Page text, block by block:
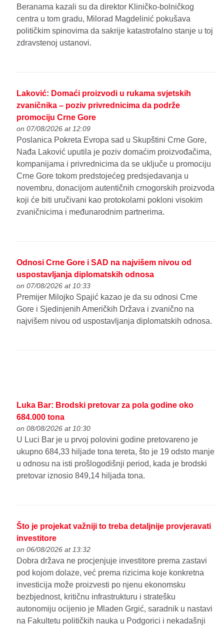
Beranama kazali su da direktor Kliničko-bolničkog
centra u tom gradu, Milorad Magdelinić pokušava
političkim spinovima da sakrije katastrofalno stanje u toj
zdravstenoj ustanovi.
Laković: Domaći proizvodi u rukama svjetskih
zvaničnika – poziv privrednicima da podrže
promociju Crne Gore
on 07/08/2026 at 12:09
Poslanica Pokreta Evropa sad u Skupštini Crne Gore,
Nađa Laković uputila je poziv domaćim proizvođačima,
kompanijama i privrednicima da se uključe u promociju
Crne Gore tokom predstojećeg predsjedavanja u
novembru, donacijom autentičnih crnogorskih proizvoda
koji će biti uručivani kao protokolarni pokloni visokim
zvaničnicima i međunarodnim partnerima.
Odnosi Crne Gore i SAD na najvišem nivou od
uspostavljanja diplomatskih odnosa
on 07/08/2026 at 10:33
Premijer Milojko Spajić kazao je da su odnosi Crne
Gore i Sjedinjenih Američkih Država i zvanično na
najvišem nivou od uspostavljanja diplomatskih odnosa.
Luka Bar: Brodski pretovar za pola godine oko
684.000 tona
on 08/08/2026 at 10:30
U Luci Bar je u prvoj polovini godine pretovareno je
ukupno 684,33 hiljade tona tereta, što je 19 odsto manje
u odnosu na isti prošlogodišnji period, kada je brodski
pretovar iznosio 849,14 hiljada tona.
Što je projekat važniji to treba detaljnije provjeravati
investitore
on 06/08/2026 at 13:32
Dobra država ne procjenjuje investitore prema zastavi
pod kojom dolaze, već prema rizicima koje konkretna
investicija može proizvesti po njenu ekonomsku
bezbjednost, kritičnu infrastrukturu i stratešku
autonomiju ocijenio je Mladen Grgić, saradnik u nastavi
na Fakultetu političkih nauka u Podgorici i nekadašnji